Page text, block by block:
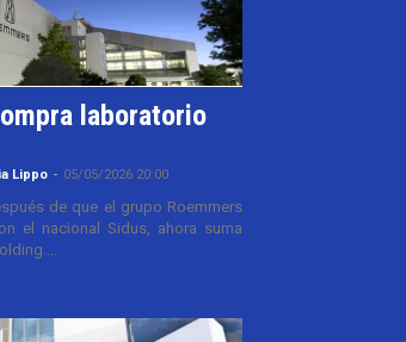
laboratorio
Lippo - 05/05/2026 20:00
de que el grupo Roemmers
el nacional Sidus, ahora suma